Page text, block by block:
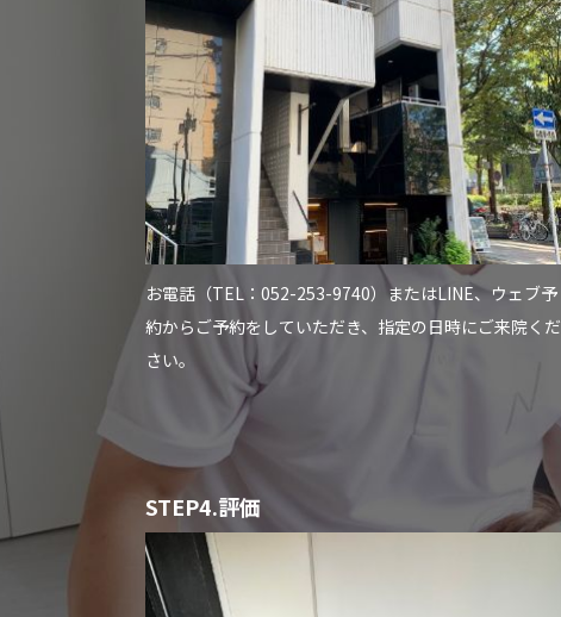
お電話（TEL：052-253-9740）またはLINE、ウェブ予
約からご予約をしていただき、指定の日時にご来院くだ
さい。
STEP4.評価